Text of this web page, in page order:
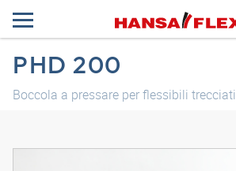
PHD 200
Boccola a pressare per flessibili trecciati